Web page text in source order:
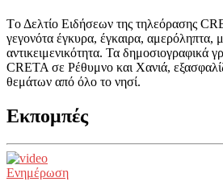
Tο Δελτίο Ειδήσεων της τηλεόρασης
γεγονότα έγκυρα, έγκαιρα, αμερόληπτα,
αντικειμενικότητα. Τα δημοσιογραφικά
CRETA σε Ρέθυμνο και Χανιά,
θεμάτων από όλο το νησί.
Εκπομπές
Ενημέρωση